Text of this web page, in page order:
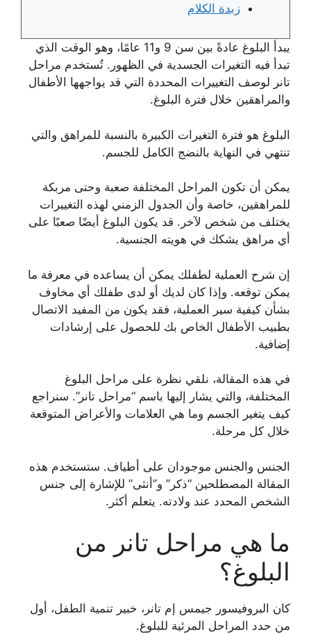
زبدة الكلام
يبدأ البلوغ عادةً بين سن 9 و11 عامًا، وهو الوقت الذي
تبدأ فيه التغيرات الجسدية في الظهور. تُستخدم مراحل
تانر لوصف التغييرات المحددة التي قد يواجهها الأطفال
والمراهقين خلال فترة البلوغ.
البلوغ هو فترة التغيرات الكبيرة بالنسبة للمراهق والتي
تنتهي في النهاية بالنضج الكامل للجسم.
يمكن أن تكون المراحل المختلفة صعبة وحتى مربكة
للمراهقين، خاصة وأن الجدول الزمني لهذه التغييرات
يختلف من شخص لآخر. قد يكون البلوغ أيضًا صعبًا على
أي مراهق يشكك في هويته الجنسية.
إن شرح العملية لطفلك يمكن أن يساعده في معرفة ما
يمكن توقعه. وإذا كان لديك أو لدى طفلك أي مخاوف
بشأن كيفية سير العملية، فقد يكون من المفيد الاتصال
بطبيب الأطفال الخاص بك للحصول على إرشادات
إضافية.
في هذه المقالة، نلقي نظرة على مراحل البلوغ
المختلفة، والتي يشار إليها باسم “مراحل تانر”. سنراجع
كيف يتغير الجسم وما هي العلامات والأعراض المتوقعة
خلال كل مرحلة.
الجنس والجنس موجودان على أطياف. ستستخدم هذه
المقالة المصطلحين “ذكر” و”أنثى” للإشارة إلى جنس
الشخص المحدد عند ولادته. يتعلم أكثر.
ما هي مراحل تانر من
البلوغ؟
كان البروفيسور جيمس إم تانر، خبير تنمية الطفل، أول
من حدد المراحل المرئية للبلوغ.